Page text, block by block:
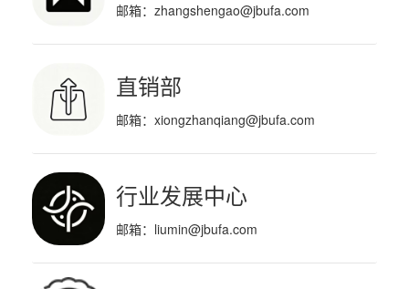
邮箱： zhangshengao@jbufa.com
直销部
邮箱： xiongzhanqiang@jbufa.com
行业发展中心
邮箱： liumin@jbufa.com